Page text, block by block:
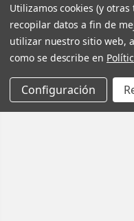
Utilizamos cookies (y
recopilar datos a fin de
utilizar nuestro sitio web,
como se describe en
Configuración